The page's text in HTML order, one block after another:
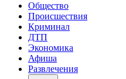
Общество
Происшествия
Криминал
ДТП
Экономика
Афиша
Развлечения